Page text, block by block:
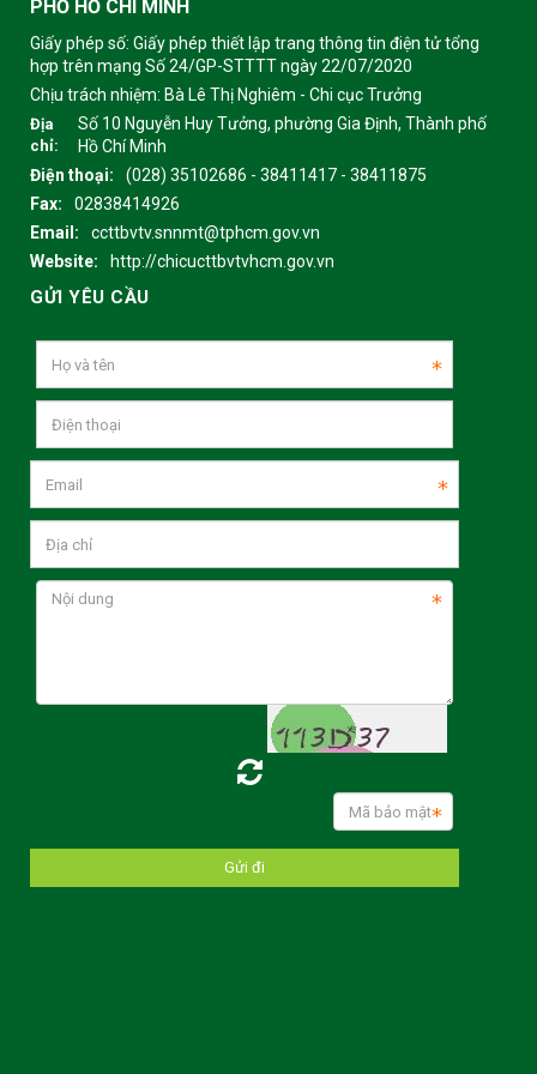
PHỐ HỒ CHÍ MINH
Giấy phép số: Giấy phép thiết lập trang thông tin điện tử tổng
hợp trên mạng Số 24/GP-STTTT ngày 22/07/2020
Chịu trách nhiệm: Bà Lê Thị Nghiêm - Chi cục Trưởng
Địa
chỉ:
Số 10 Nguyễn Huy Tưởng, phường Gia Định, Thành phố
Hồ Chí Minh
Điện thoại:
(028) 35102686 - 38411417 - 38411875
Fax:
02838414926
Email:
ccttbvtv.snnmt@tphcm.gov.vn
Website:
http://chicucttbvtvhcm.gov.vn
GỬI YÊU CẦU